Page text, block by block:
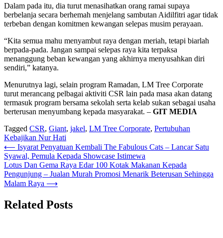
Dalam pada itu, dia turut menasihatkan orang ramai supaya
berbelanja secara berhemah menjelang sambutan Aidilfitri agar tidak
terbeban dengan komitmen kewangan selepas musim perayaan.
“Kita semua mahu menyambut raya dengan meriah, tetapi biarlah
berpada-pada. Jangan sampai selepas raya kita terpaksa
menanggung beban kewangan yang akhirnya menyusahkan diri
sendiri,” katanya.
Menurutnya lagi, selain program Ramadan, LM Tree Corporate
turut merancang pelbagai aktiviti CSR lain pada masa akan datang
termasuk program bersama sekolah serta kelab sukan sebagai usaha
berterusan menyumbang kepada masyarakat. – GIT MEDIA
Tagged CSR, Giant, jakel, LM Tree Corporate, Pertubuhan
Kebajikan Nur Hati
Post
navigation
⟵ Isyarat Penyatuan Kembali The Fabulous Cats – Lancar Satu
Syawal, Pemula Kepada Showcase Istimewa
Lotus Dan Gema Raya Edar 100 Kotak Makanan Kepada
Pengunjung – Jualan Murah Promosi Menarik Beterusan Sehingga
Malam Raya ⟶
Related Posts